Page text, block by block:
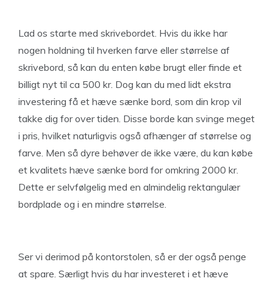
Lad os starte med skrivebordet. Hvis du ikke har
nogen holdning til hverken farve eller størrelse af
skrivebord, så kan du enten købe brugt eller finde et
billigt nyt til ca 500 kr. Dog kan du med lidt ekstra
investering få et hæve sænke bord, som din krop vil
takke dig for over tiden. Disse borde kan svinge meget
i pris, hvilket naturligvis også afhænger af størrelse og
farve. Men så dyre behøver de ikke være, du kan købe
et kvalitets hæve sænke bord for omkring 2000 kr.
Dette er selvfølgelig med en almindelig rektangulær
bordplade og i en mindre størrelse.
Ser vi derimod på kontorstolen, så er der også penge
at spare. Særligt hvis du har investeret i et hæve